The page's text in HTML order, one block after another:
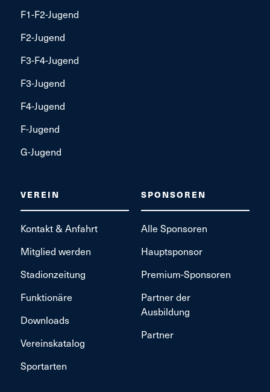
F1-F2-Jugend
F2-Jugend
F3-F4-Jugend
F3-Jugend
F4-Jugend
F-Jugend
G-Jugend
VEREIN
Kontakt & Anfahrt
Mitglied werden
Stadionzeitung
Funktionäre
Downloads
Vereinskatalog
Sportarten
SPONSOREN
Alle Sponsoren
Hauptsponsor
Premium-Sponsoren
Partner der
Ausbildung
Partner